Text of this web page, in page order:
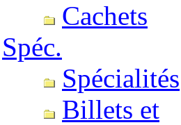
Cachets
Spéc.
Spécialités
Billets et